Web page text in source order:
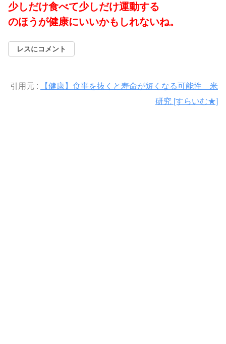
少しだけ食べて少しだけ運動する
のほうが健康にいいかもしれないね。
レスにコメント
引用元 :
【健康】食事を抜くと寿命が短くなる可能性 米
研究 [すらいむ★]